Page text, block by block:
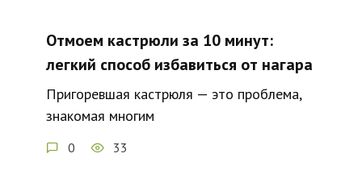
Отмоем кастрюли за 10 минут:
легкий способ избавиться от нагара
Пригоревшая кастрюля — это проблема,
знакомая многим
0 33